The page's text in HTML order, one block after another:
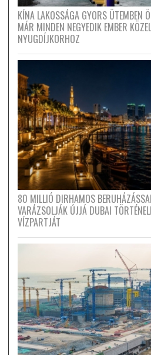
KÍNA LAKOSSÁGA GYORS ÜTEMBEN
MÁR MINDEN NEGYEDIK EMBER
NYUGDÍJKORHOZ
80 MILLIÓ DIRHAMOS
VARÁZSOLJÁK ÚJJÁ DUBAI
VÍZPARTJÁT